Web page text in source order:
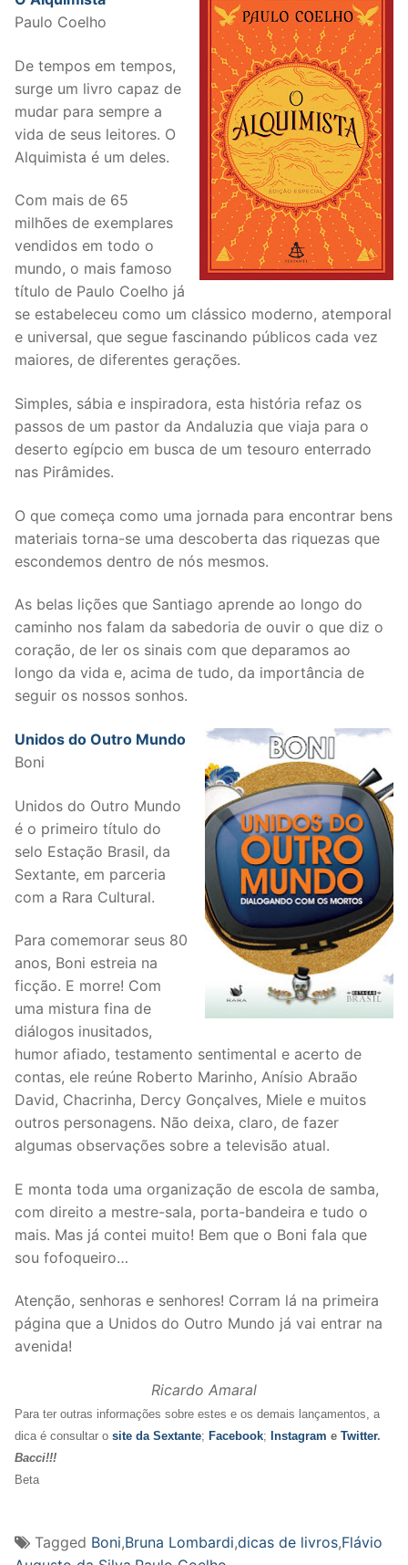
Paulo Coelho
De tempos em tempos,
surge um livro capaz de
mudar para sempre a
vida de seus leitores. O
Alquimista é um deles.
Com mais de 65
milhões de exemplares
vendidos em todo o
mundo, o mais famoso
título de Paulo Coelho já
se estabeleceu como um clássico moderno, atemporal
e universal, que segue fascinando públicos cada vez
maiores, de diferentes gerações.
Simples, sábia e inspiradora, esta história refaz os
passos de um pastor da Andaluzia que viaja para o
deserto egípcio em busca de um tesouro enterrado
nas Pirâmides.
O que começa como uma jornada para encontrar bens
materiais torna-se uma descoberta das riquezas que
escondemos dentro de nós mesmos.
As belas lições que Santiago aprende ao longo do
caminho nos falam da sabedoria de ouvir o que diz o
coração, de ler os sinais com que deparamos ao
longo da vida e, acima de tudo, da importância de
seguir os nossos sonhos.
Unidos do Outro Mundo
Boni
Unidos do Outro Mundo
é o primeiro título do
selo Estação Brasil, da
Sextante, em parceria
com a Rara Cultural.
Para comemorar seus 80
anos, Boni estreia na
ficção. E morre! Com
uma mistura fina de
diálogos inusitados,
humor afiado, testamento sentimental e acerto de
contas, ele reúne Roberto Marinho, Anísio Abraão
David, Chacrinha, Dercy Gonçalves, Miele e muitos
outros personagens. Não deixa, claro, de fazer
algumas observações sobre a televisão atual.
E monta toda uma organização de escola de samba,
com direito a mestre-sala, porta-bandeira e tudo o
mais. Mas já contei muito! Bem que o Boni fala que
sou fofoqueiro…
Atenção, senhoras e senhores! Corram lá na primeira
página que a Unidos do Outro Mundo já vai entrar na
avenida!
Ricardo Amaral
Para ter outras informações sobre estes e os demais lançamentos, a
dica é consultar o site da Sextante; Facebook; Instagram e Twitter.
Bacci!!!
Beta
Tagged Boni,Bruna Lombardi,dicas de livros,Flávio